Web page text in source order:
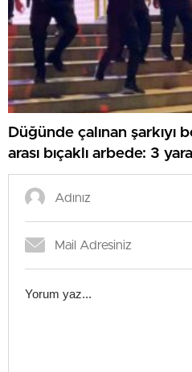
Düğünde çalınan şarkıyı
arası bıçaklı arbede: 3